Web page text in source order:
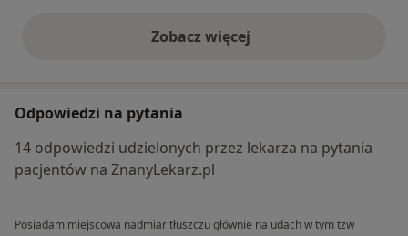
Zobacz więcejopinie powyżej
Odpowiedzi na pytania
14 odpowiedzi udzielonych przez lekarza na pytania
pacjentów na ZnanyLekarz.pl
Posiadam miejscowa nadmiar tłuszczu głównie na udach w tym tzw